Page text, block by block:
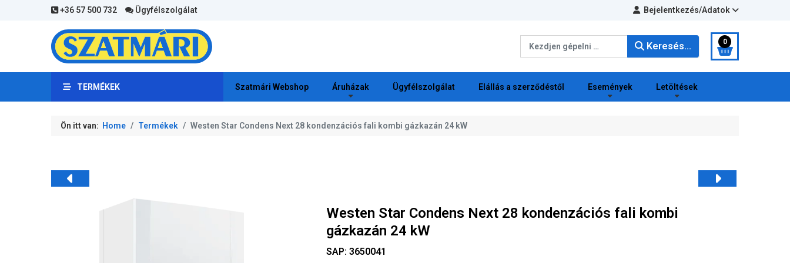
+36 57 500 732 Ügyfélszolgálat Bejelentkezés/Adatok
Keresés... 0
TERMÉKEK Szatmári Webshop Áruházak Ügyfélszolgálat Elállás a szerződéstől Események Letöltések
Ön itt van: Home Termékek Westen Star Condens Next 28 kondenzációs fali kombi gázkazán 24 kW
Westen Star Condens Next 28 kondenzációs fali kombi
gázkazán 24 kW
SAP: 3650041